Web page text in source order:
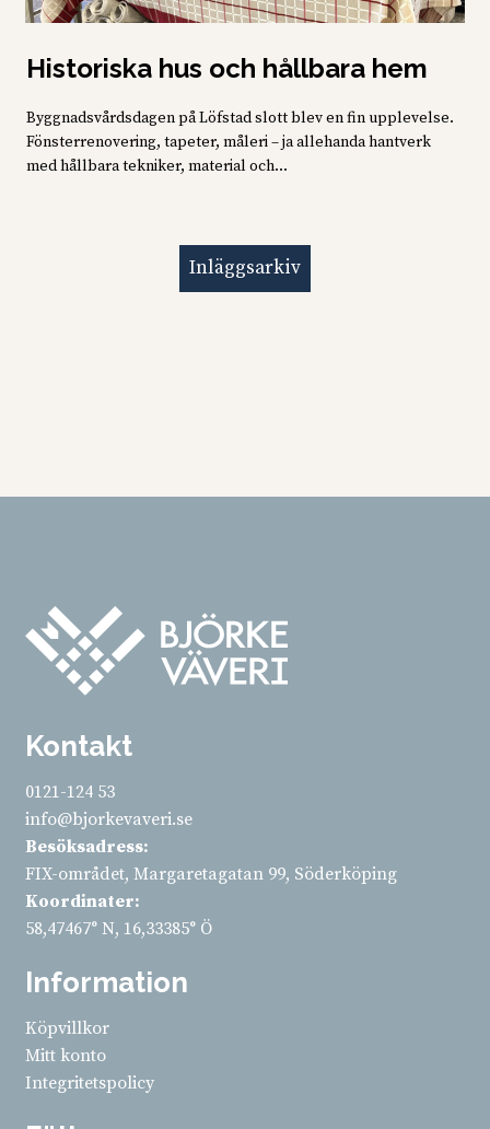
Historiska hus och hållbara hem
Byggnadsvårdsdagen på Löfstad slott blev en fin upplevelse.
Fönsterrenovering, tapeter, måleri – ja allehanda hantverk
med hållbara tekniker, material och...
Inläggsarkiv
Kontakt
0121-124 53
info@bjorkevaveri.se
Besöksadress:
FIX-området, Margaretagatan 99, Söderköping
Koordinater:
58,47467° N, 16,33385° Ö
Information
Köpvillkor
Mitt konto
Integritetspolicy